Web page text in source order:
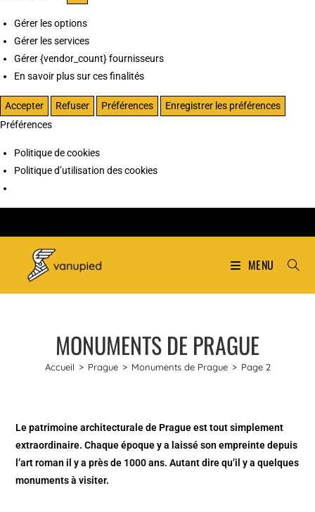
Gérer les options
Gérer les services
Gérer {vendor_count} fournisseurs
En savoir plus sur ces finalités
Accepter Refuser Préférences
Enregistrer les préférences
Préférences
Politique de cookies
Politique d’utilisation des cookies
MENU
MONUMENTS DE PRAGUE
Accueil > Prague > Monuments de Prague > Page 2
Le patrimoine architecturale de Prague est tout simplement
extraordinaire. Chaque époque y a laissé son empreinte depuis
l’art roman il y a près de 1000 ans. Autant dire qu’il y a quelques
monuments à visiter.